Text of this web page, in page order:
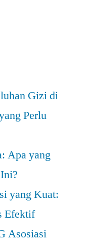
Gizi di
Perlu
Apa yang
yang Kuat:
Efektif
Asosiasi